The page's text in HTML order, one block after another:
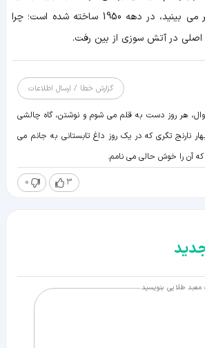
چیزی که در حال حاضر می بینید، در دهه 1950 ساخته شده است؛ چرا
در آتش سوزی از بین رفت.
گزارش خطا / ارسال اطلاعات
هر روز دست به قلم می شوم و نوشتن، گاه چالشی
نارنج تگری که در یک روز داغ تابستانی به جانم می
آن را خوش حالی می نامم.
3
0
معبد طلایی بنویسید